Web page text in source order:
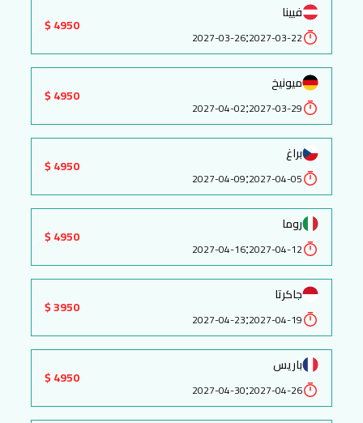
فيينا
2027-03-22
:
2027-03-26
4950 $
ميونيخ
2027-03-29
:
2027-04-02
4950 $
براغ
2027-04-05
:
2027-04-09
4950 $
روما
2027-04-12
:
2027-04-16
4950 $
جاكرتا
2027-04-19
:
2027-04-23
3950 $
باريس
2027-04-26
:
2027-04-30
4950 $